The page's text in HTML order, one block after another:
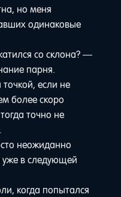
но меня
одинаковые
со склона? —
парня.
если не
более скоро
точно не
неожиданно
уже в следующей
когда попытался